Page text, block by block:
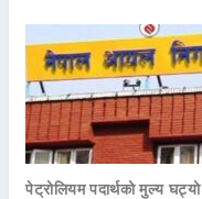
पेट्रोलियम पदार्थको मुल्य घट्यो